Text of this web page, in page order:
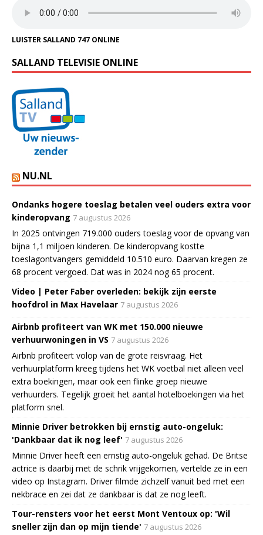
LUISTER SALLAND 747 ONLINE
SALLAND TELEVISIE ONLINE
NU.NL
Ondanks hogere toeslag betalen veel ouders extra voor
kinderopvang 7 augustus 2026
In 2025 ontvingen 719.000 ouders toeslag voor de opvang van
bijna 1,1 miljoen kinderen. De kinderopvang kostte
toeslagontvangers gemiddeld 10.510 euro. Daarvan kregen ze
68 procent vergoed. Dat was in 2024 nog 65 procent.
Video | Peter Faber overleden: bekijk zijn eerste
hoofdrol in Max Havelaar 7 augustus 2026
Airbnb profiteert van WK met 150.000 nieuwe
verhuurwoningen in VS 7 augustus 2026
Airbnb profiteert volop van de grote reisvraag. Het
verhuurplatform kreeg tijdens het WK voetbal niet alleen veel
extra boekingen, maar ook een flinke groep nieuwe
verhuurders. Tegelijk groeit het aantal hotelboekingen via het
platform snel.
Minnie Driver betrokken bij ernstig auto-ongeluk:
'Dankbaar dat ik nog leef' 7 augustus 2026
Minnie Driver heeft een ernstig auto-ongeluk gehad. De Britse
actrice is daarbij met de schrik vrijgekomen, vertelde ze in een
video op Instagram. Driver filmde zichzelf vanuit bed met een
nekbrace en zei dat ze dankbaar is dat ze nog leeft.
Tour-rensters voor het eerst Mont Ventoux op: 'Wil
sneller zijn dan op mijn tiende' 7 augustus 2026